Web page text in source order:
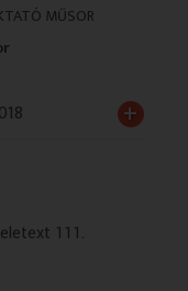
MŰSOR
+
111.